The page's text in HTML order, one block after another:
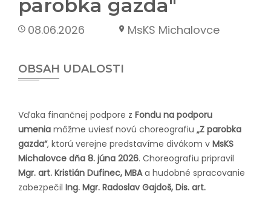
parobka gazda"
08.06.2026 MsKS Michalovce
OBSAH UDALOSTI
Vďaka finančnej podpore z Fondu na podporu
umenia môžme uviesť novú choreografiu „Z parobka
gazda“, ktorú verejne predstavíme divákom v MsKS
Michalovce dňa 8. júna 2026. Choreografiu pripravil
Mgr. art. Kristián Dufinec, MBAa hudobné spracovanie
zabezpečil Ing. Mgr. Radoslav Gajdoš, Dis. art.